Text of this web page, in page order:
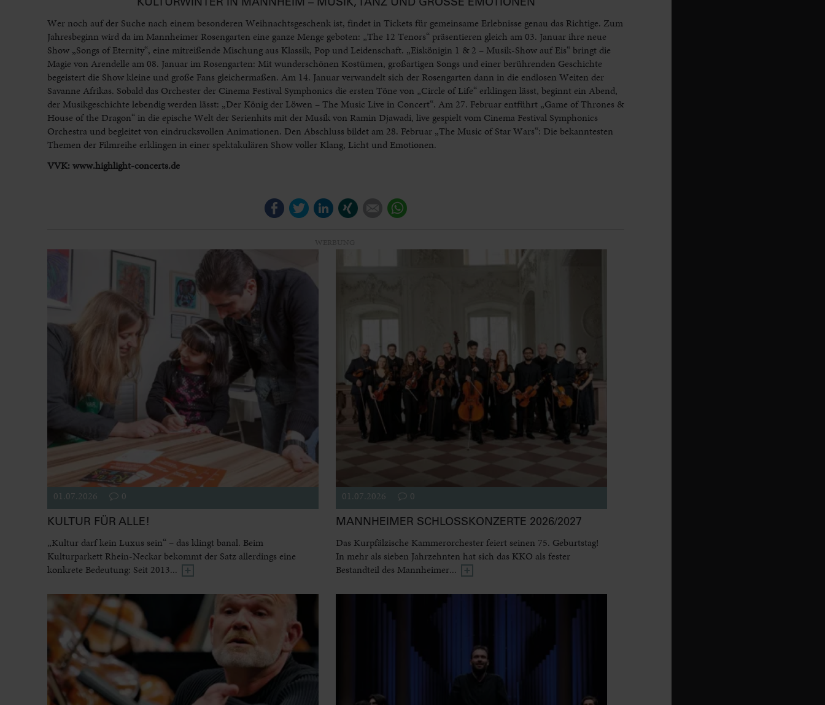
Wer noch auf der Suche nach einem besonderen Weihnachtsgeschenk ist, findet in Tickets für gemeinsame Erlebnisse genau das Richtige. Zum
Jahresbeginn wird da im Mannheimer Rosengarten eine ganze Menge geboten: „The 12 Tenors“ präsentieren gleich am 03. Januar ihre neue
Show „Songs of Eternity“, eine mitreißende Mischung aus Klassik, Pop und Leidenschaft. „Eiskönigin 1 & 2 – Musik-Show auf Eis“ bringt die
Magie von Arendelle am 08. Januar im Rosengarten: Mit wunderschönen Kostümen, großartigen Songs und einer berührenden Geschichte
begeistert die Show kleine und große Fans gleichermaßen. Am 14. Januar verwandelt sich der Rosengarten dann in die endlosen Weiten der
Savanne Afrikas. Sobald das Orchester der Cinema Festival Symphonics die ersten Töne von „Circle of Life“ erklingen lässt, beginnt ein Abend,
der Musikgeschichte lebendig werden lässt: „Der König der Löwen – The Music Live in Concert“. Am 27. Februar entführt „Game of Thrones &
House of the Dragon“ in die epische Welt der Serienhits mit der Musik von Ramin Djawadi, live gespielt vom Cinema Festival Symphonics
Orchestra und begleitet von eindrucksvollen Animationen. Den Abschluss bildet am 28. Februar „The Music of Star Wars“: Die bekanntesten
Themen der Filmreihe erklingen in einer spektakulären Show voller Klang, Licht und Emotionen.
VVK: www.highlight-concerts.de
FacebookTwitterLinkedIn E-mail
01.07.2026 0
KULTUR FÜR ALLE!
„Kultur darf kein Luxus sein“ – das klingt banal. Beim
Kulturparkett Rhein-Neckar bekommt der Satz allerdings eine
konkrete Bedeutung: Seit 2013...
01.07.2026 0
MANNHEIMER SCHLOSSKONZERTE 2026/2027
Das Kurpfälzische Kammerorchester feiert seinen 75. Geburtstag!
In mehr als sieben Jahrzehnten hat sich das KKO als fester
Bestandteil des Mannheimer...